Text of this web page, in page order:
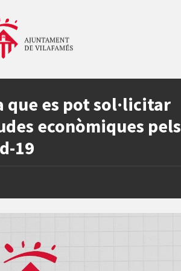
que es pot sol·licitar
econòmiques pels
19